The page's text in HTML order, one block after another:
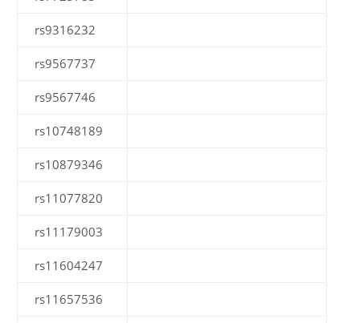
rs9316232
rs9567737
rs9567746
rs10748189
rs10879346
rs11077820
rs11179003
rs11604247
rs11657536